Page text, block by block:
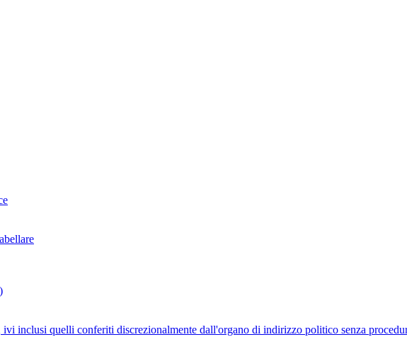
inclusi quelli conferiti discrezionalmente dall'organo di indirizzo politico senza